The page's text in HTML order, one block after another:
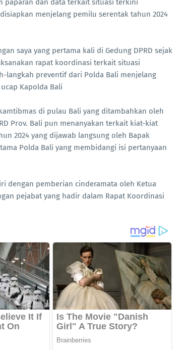
paparan dan data terkait situasi terkini
menjelang pemilu serentak tahun 2024
saya yang pertama kali di Gedung DPRD sejak
rapat koordinasi terkait situasi
langkah preventif dari Polda Bali menjelang
Kapolda Bali
di pulau Bali yang ditambahkan oleh
Prov. Bali pun menanyakan terkait kiat-kiat
2024 yang dijawab langsung oleh Bapak
Polda Bali yang membidangi isi pertanyaan
dengan pemberian cinderamata oleh Ketua
pejabat yang hadir dalam Rapat Koordinasi